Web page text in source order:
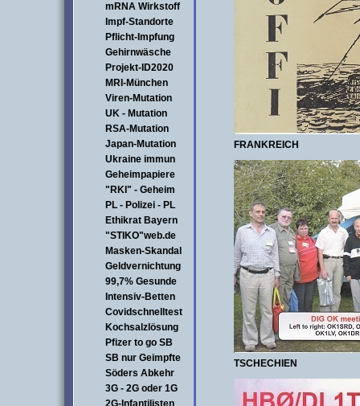
mRNA Wirkstoff
Impf-Standorte
Pflicht-Impfung
Gehirnwäsche
Projekt-ID2020
MRI-München
Viren-Mutation
UK - Mutation
RSA-Mutation
Japan-Mutation
Ukraine immun
Geheimpapiere
"RKI" - Geheim
PL - Polizei - PL
Ethikrat Bayern
"STIKO"web.de
Masken-Skandal
Geldvernichtung
99,7% Gesunde
Intensiv-Betten
Covidschnelltest
Kochsalzlösung
Pfizer to go SB
SB nur Geimpfte
Söders Abkehr
3G - 2G oder 1G
2G-Infantilisten
FRANKREICH
TSCHECHIEN